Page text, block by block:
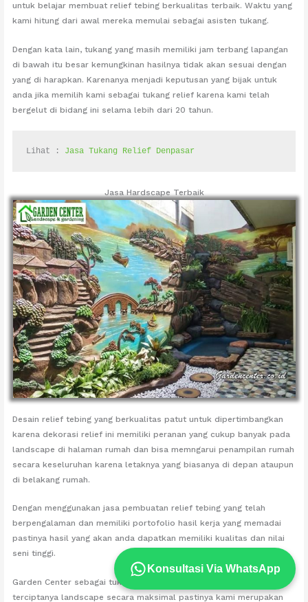
untuk belajar membuat relief tebing berkualitas terbaik. Waktu yang
kami hitung dari awal mereka memulai sebagai asisten tukang.
Dengan kata lain, tukang yang masih memiliki jam terbang lapangan
di bawah itu besar kemungkinan hasilnya tidak akan sesuai dengan
yang di harapkan. Karenanya menjadi keputusan yang bijak untuk
anda jika memilih kami sebagai tukang relief karena kami telah
bergelut di bidang ini selama lebih dari 20 tahun.
Lihat : Jasa Tukang Relief Denpasar
Jasa Hardscape Terbaik
Desain relief tebing yang berkualitas patut untuk dipertimbangkan
karena dekorasi relief ini memiliki peranan yang cukup banyak pada
landscape di halaman rumah dan bisa memngarui penampilan rumah
secara keseluruhan karena letaknya yang biasanya di depan ataupun
di belakang rumah.
Dengan menggunakan jasa pembuatan relief tebing yang telah
berpengalaman dan memiliki portofolio hasil kerja yang memadai
pastinya hasil yang akan anda dapatkan memiliki kualitas dan nilai
seni tinggi.
Garden Center sebagai tukang hardscape yang mendukung
terciptanya landscape secara maksimal pastinya kami merupakan
Konsultasi Via WhatsApp